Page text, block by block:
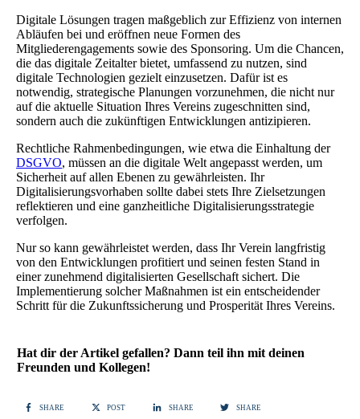
Digitale Lösungen tragen maßgeblich zur Effizienz von internen
Abläufen bei und eröffnen neue Formen des
Mitgliederengagements sowie des Sponsoring. Um die Chancen,
die das digitale Zeitalter bietet, umfassend zu nutzen, sind
digitale Technologien gezielt einzusetzen. Dafür ist es
notwendig, strategische Planungen vorzunehmen, die nicht nur
auf die aktuelle Situation Ihres Vereins zugeschnitten sind,
sondern auch die zukünftigen Entwicklungen antizipieren.
Rechtliche Rahmenbedingungen, wie etwa die Einhaltung der
DSGVO, müssen an die digitale Welt angepasst werden, um
Sicherheit auf allen Ebenen zu gewährleisten. Ihr
Digitalisierungsvorhaben sollte dabei stets Ihre Zielsetzungen
reflektieren und eine ganzheitliche Digitalisierungsstrategie
verfolgen.
Nur so kann gewährleistet werden, dass Ihr Verein langfristig
von den Entwicklungen profitiert und seinen festen Stand in
einer zunehmend digitalisierten Gesellschaft sichert. Die
Implementierung solcher Maßnahmen ist ein entscheidender
Schritt für die Zukunftssicherung und Prosperität Ihres Vereins.
Hat dir der Artikel gefallen? Dann teil ihn mit deinen
Freunden und Kollegen!
SHARE POST SHARE SHARE